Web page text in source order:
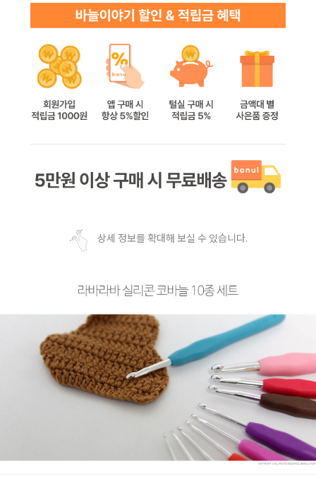
상세 정보를 확대해 보실 수 있습니다.